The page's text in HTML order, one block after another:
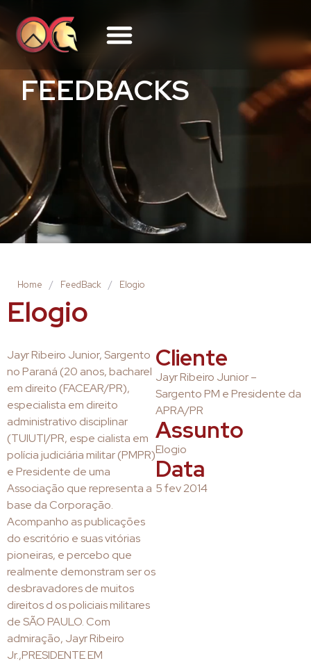
FEEDBACKS
Home / FeedBack / Elogio
Elogio
Jayr Ribeiro Junior, Sargento
no Paraná (20 anos, bacharel
em direito (FACEAR/PR),
especialista em direito
administrativo disciplinar
(TUIUTI/PR, espe cialista em
polícia judiciária militar (PMPR)
e Presidente de uma
Associação que representa a
base da Corporação.
Acompanho as publicações
do escritório e suas vitórias
pioneiras, e percebo que
realmente demonstram ser os
desbravadores de muitos
direitos d os policiais militares
de SÃO PAULO. Com
admiração, Jayr Ribeiro
Jr.,PRESIDENTE EM
Cliente
Jayr Ribeiro Junior –
Sargento PM e Presidente da
APRA/PR
Assunto
Elogio
Data
5 fev 2014